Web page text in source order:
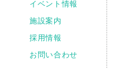
イベント情報
施設案内
採用情報
お問い合わせ